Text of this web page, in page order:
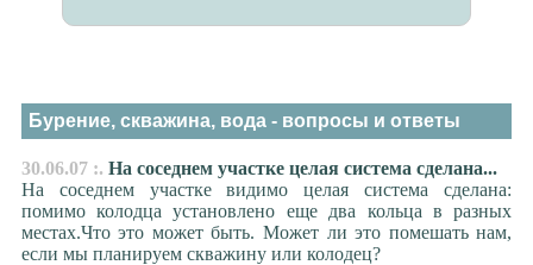
Бурение, скважина, вода - вопросы и ответы
30.06.07 :. На соседнем участке целая система сделана...
На соседнем участке видимо целая система сделана:
помимо колодца установлено еще два кольца в разных
местах.Что это может быть. Может ли это помешать нам,
если мы планируем скважину или колодец?